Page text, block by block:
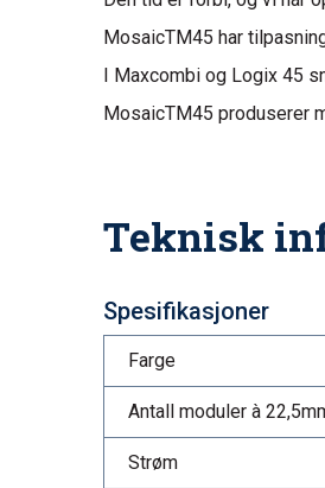
MosaicTM45 har
I Maxcombi og Logix 45
MosaicTM45 produserer
Teknisk
Spesifikasjoner
Farge
Antall moduler à
Strøm